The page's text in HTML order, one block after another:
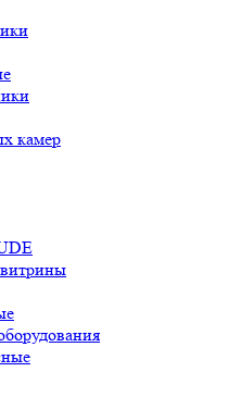
камер